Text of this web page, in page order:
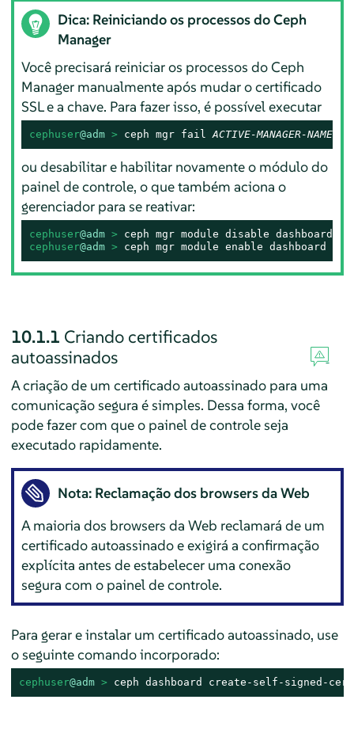
Dica: Reiniciando os processos do Ceph
Manager
Você precisará reiniciar os processos do Ceph
Manager manualmente após mudar o certificado
SSL e a chave. Para fazer isso, é possível executar
cephuser@adm > ceph mgr fail ACTIVE-MANAGER-NAME
ou desabilitar e habilitar novamente o módulo do
painel de controle, o que também aciona o
gerenciador para se reativar:
cephuser@adm >
cephuser@adm > ceph mgr module enable dashboard
10.1.1 Criando certificados
autoassinados
A criação de um certificado autoassinado para uma
comunicação segura é simples. Dessa forma, você
pode fazer com que o painel de controle seja
executado rapidamente.
Nota: Reclamação dos browsers da Web
A maioria dos browsers da Web reclamará de um
certificado autoassinado e exigirá a confirmação
explícita antes de estabelecer uma conexão
segura com o painel de controle.
Para gerar e instalar um certificado autoassinado, use
o seguinte comando incorporado:
cephuser@adm > ceph dashboard create-self-signed-cert